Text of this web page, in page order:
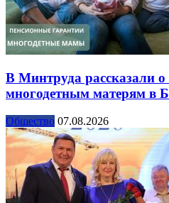
В Минтруда рассказали
многодетным матерям в
Общество 07.08.2026